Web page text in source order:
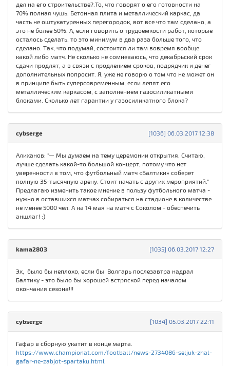
дел на его строительстве?.То, что говорят о его готовности на
70% полная чушь. Бетонная плита и металлический каркас, да
часть не оштукатуренных перегородок, вот все что там сделано, а
это не более 50%. А, если говорить о трудоемкости работ, которые
осталось сделать, то это минимум в два раза больше того, что
сделано. Так, что подумай, состоится ли там вовремя вообще
какой либо матч. Не сколько не сомневаюсь, что декабрьский срок
сдачи продлят, а в связи с продлением сроков, подрядчик и денег
дополнительных попросит. Я, уже не говорю о том что не может он
в принципе быть суперсовременным, если лепят его
металлическим каркасом, с заполнением газосиликатными
блоками. Сколько лет гарантии у газосиликатного блока?
[1036] 06.03.2017 12:38
cybserge
Алиханов: "— Мы думаем на тему церемонии открытия. Считаю,
лучше сделать какой-то большой концерт, потому что нет
уверенности в том, что футбольный матч «Балтики» соберет
полную 35-тысячную арену. Стоит начать с других мероприятий."
Предлагаю изменить такое мнение в пользу футбольного матча -
нужно в оставшихся матчах собираться на стадионе в количестве
не менее 5000 чел. А на 14 мая на матч с Соколом - обеспечить
аншлаг! :)
[1035] 06.03.2017 12:27
kama280З
Эх, было бы неплохо, если бы Волгарь послезавтра надрал
Балтику - это было бы хорошей встряской перед началом
окончания сезона!!!
[1034] 05.03.2017 22:11
cybserge
Гафар в сборную укатит в конце марта.
https://www.championat.com/football/news-2734086-seljuk-zhal-
gafar-ne-zabjot-spartaku.html